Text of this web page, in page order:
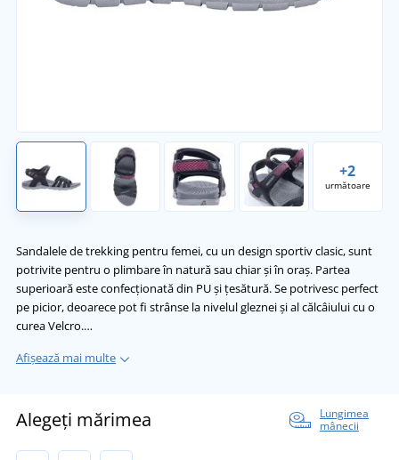
+2
următoare
Sandalele de trekking pentru femei, cu un design sportiv clasic, sunt
potrivite pentru o plimbare în natură sau chiar și în oraș. Partea
superioară este confecționată din PU și țesătură. Se potrivesc perfect
pe picior, deoarece pot fi strânse la nivelul gleznei și al călcâiului cu o
curea Velcro.…
Afișează mai multe
Alegeți mărimea
Lungimea
mânecii